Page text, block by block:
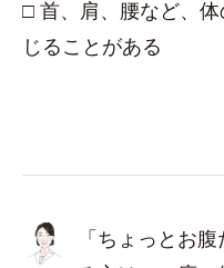
□ 首、肩、腰など、
じることがある
「ちょっとお